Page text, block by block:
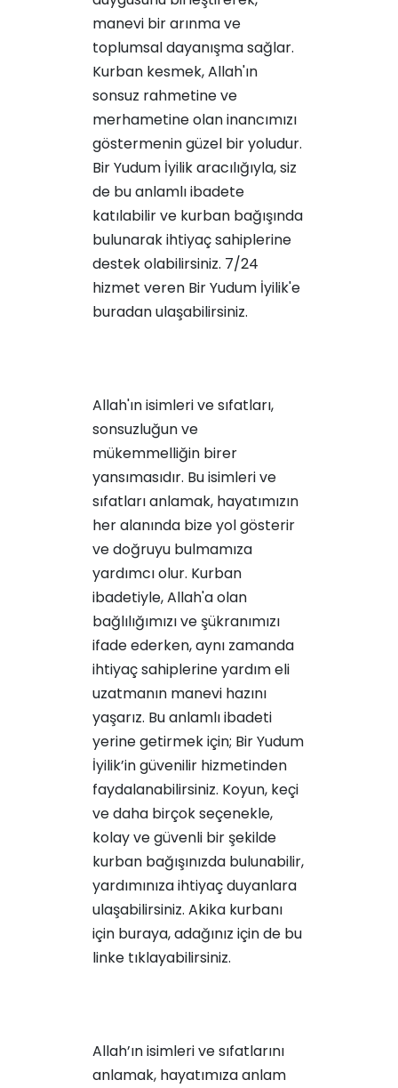
manevi bir arınma ve
toplumsal dayanışma sağlar.
Kurban kesmek, Allah'ın
sonsuz rahmetine ve
merhametine olan inancımızı
göstermenin güzel bir yoludur.
Bir Yudum İyilik aracılığıyla, siz
de bu anlamlı ibadete
katılabilir ve kurban bağışında
bulunarak ihtiyaç sahiplerine
destek olabilirsiniz. 7/24
hizmet veren Bir Yudum İyilik'e
buradanulaşabilirsiniz.
Allah'ın isimleri ve sıfatları,
sonsuzluğun ve
mükemmelliğin birer
yansımasıdır. Bu isimleri ve
sıfatları anlamak, hayatımızın
her alanında bize yol gösterir
ve doğruyu bulmamıza
yardımcı olur. Kurban
ibadetiyle, Allah'a olan
bağlılığımızı ve şükranımızı
ifade ederken, aynı zamanda
ihtiyaç sahiplerine yardım eli
uzatmanın manevi hazını
yaşarız. Bu anlamlı ibadeti
yerine getirmek için; Bir Yudum
İyilik’in güvenilir hizmetinden
faydalanabilirsiniz. Koyun, keçi
ve daha birçok seçenekle,
kolay ve güvenli bir şekilde
kurban bağışınızda bulunabilir,
yardımınıza ihtiyaç duyanlara
ulaşabilirsiniz. Akika kurbanı
için buraya, adağınız için de bu
linke tıklayabilirsiniz.
Allah’ın isimleri ve sıfatlarını
anlamak, hayatımıza anlam